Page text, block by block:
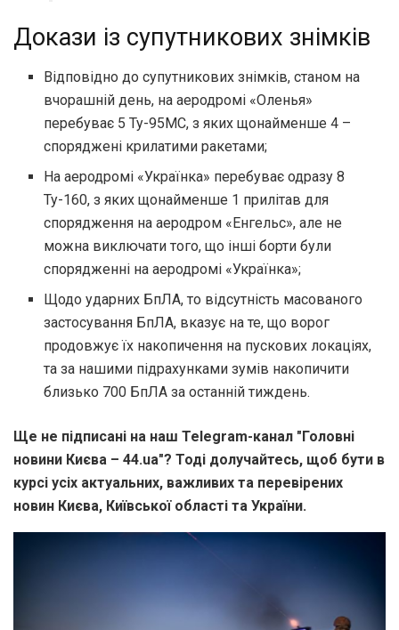
Докази із супутникових знімків
Відповідно до супутникових знімків, станом на
вчорашній день, на аеродромі «Оленья»
перебуває 5 Ту-95МС, з яких щонайменше 4 –
споряджені крилатими ракетами;
На аеродромі «Українка» перебуває одразу 8
Ту-160, з яких щонайменше 1 прилітав для
спорядження на аеродром «Енгельс», але не
можна виключати того, що інші борти були
спорядженні на аеродромі «Українка»;
Щодо ударних БпЛА, то відсутність масованого
застосування БпЛА, вказує на те, що ворог
продовжує їх накопичення на пускових локаціях,
та за нашими підрахунками зумів накопичити
близько 700 БпЛА за останній тиждень.
Ще не підписані на наш Telegram-канал "Головні
новини Києва – 44.ua"? Тоді долучайтесь, щоб бути в
курсі усіх актуальних, важливих та перевірених
новин Києва, Київської області та України.